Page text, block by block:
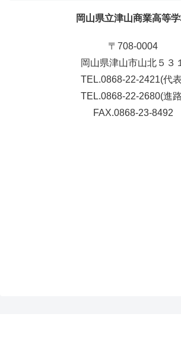
岡山県立津山商業高等
〒708-0004
岡山県津山市山北５３１
TEL.0868-22-2421(代
TEL.0868-22-2680(進
FAX.0868-23-8492